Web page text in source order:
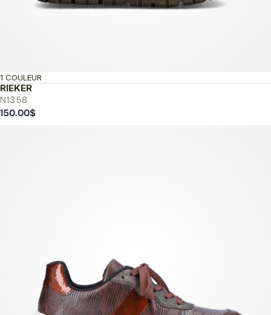
RIEKER
N1358
1 COULEUR
150.00$